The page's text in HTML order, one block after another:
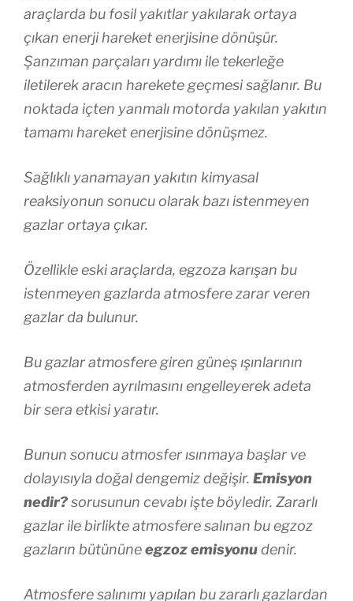
araçlarda bu fosil yakıtlar yakılarak ortaya
çıkan enerji hareket enerjisine dönüşür.
Şanzıman parçaları yardımı ile tekerleğe
iletilerek aracın harekete geçmesi sağlanır. Bu
noktada içten yanmalı motorda yakılan yakıtın
tamamı hareket enerjisine dönüşmez.
Sağlıklı yanamayan yakıtın kimyasal
reaksiyonun sonucu olarak bazı istenmeyen
gazlar ortaya çıkar.
Özellikle eski araçlarda, egzoza karışan bu
istenmeyen gazlarda atmosfere zarar veren
gazlar da bulunur.
Bu gazlar atmosfere giren güneş ışınlarının
atmosferden ayrılmasını engelleyerek adeta
bir sera etkisi yaratır.
Bunun sonucu atmosfer ısınmaya başlar ve
dolayısıyla doğal dengemiz değişir. Emisyon
nedir?sorusunun cevabı işte böyledir. Zararlı
gazlar ile birlikte atmosfere salınan bu egzoz
gazların bütününeegzoz emisyonudenir.
Atmosfere salınımı yapılan bu zararlı gazlardan